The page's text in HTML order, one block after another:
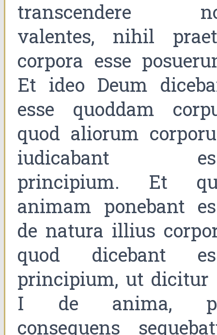
transcendere
valentes, nihil
corpora esse
Et ideo Deum
esse quoddam
quod aliorum
iudicabant
principium. Et
animam ponebant
de natura illius
quod dicebant
principium, ut dicitur
I de anima,
consequens